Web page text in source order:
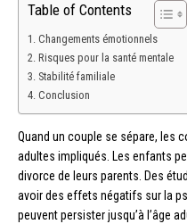
Table of Contents
Changements émotionnels
Risques pour la santé mentale
Stabilité familiale
Conclusion
Quand un couple se sépare, les
adultes impliqués. Les enfants
divorce de leurs parents. Des
avoir des effets négatifs sur la
peuvent persister jusqu’à l’âge